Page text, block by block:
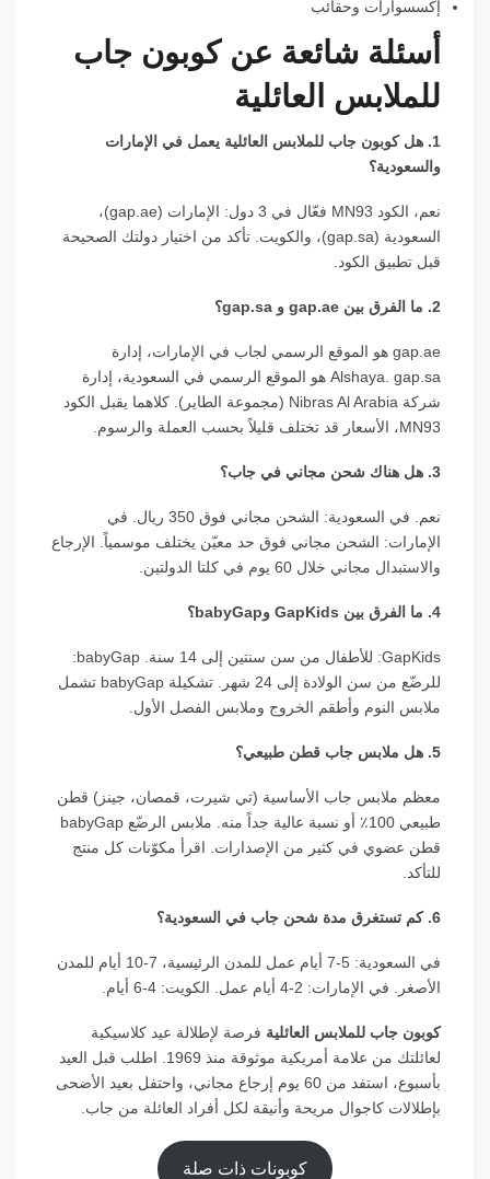
إكسسوارات وحقائب
أسئلة شائعة عن كوبون جاب
للملابس العائلية
1. هل كوبون جاب للملابس العائلية يعمل في الإمارات
والسعودية؟
نعم، الكود MN93 فعّال في 3 دول: الإمارات (gap.ae)،
السعودية (gap.sa)، والكويت. تأكد من اختيار دولتك الصحيحة
قبل تطبيق الكود.
2. ما الفرق بين gap.ae و gap.sa؟
gap.ae هو الموقع الرسمي لجاب في الإمارات، إدارة
Alshaya. gap.sa هو الموقع الرسمي في السعودية، إدارة
شركة Nibras Al Arabia (مجموعة الطاير). كلاهما يقبل الكود
MN93، الأسعار قد تختلف قليلاً بحسب العملة والرسوم.
3. هل هناك شحن مجاني في جاب؟
نعم. في السعودية: الشحن مجاني فوق 350 ريال. في
الإمارات: الشحن مجاني فوق حد معيّن يختلف موسمياً. الإرجاع
والاستبدال مجاني خلال 60 يوم في كلتا الدولتين.
4. ما الفرق بين GapKids وbabyGap؟
GapKids: للأطفال من سن سنتين إلى 14 سنة. babyGap:
للرضّع من سن الولادة إلى 24 شهر. تشكيلة babyGap تشمل
ملابس النوم وأطقم الخروج وملابس الفصل الأول.
5. هل ملابس جاب قطن طبيعي؟
معظم ملابس جاب الأساسية (تي شيرت، قمصان، جينز) قطن
طبيعي 100٪ أو نسبة عالية جداً منه. ملابس الرضّع babyGap
قطن عضوي في كثير من الإصدارات. اقرأ مكوّنات كل منتج
للتأكد.
6. كم تستغرق مدة شحن جاب في السعودية؟
في السعودية: 5-7 أيام عمل للمدن الرئيسية، 7-10 أيام للمدن
الأصغر. في الإمارات: 2-4 أيام عمل. الكويت: 4-6 أيام.
كوبون جاب للملابس العائليةفرصة لإطلالة عيد كلاسيكية
لعائلتك من علامة أمريكية موثوقة منذ 1969. اطلب قبل العيد
بأسبوع، استفد من 60 يوم إرجاع مجاني، واحتفل بعيد الأضحى
بإطلالات كاجوال مريحة وأنيقة لكل أفراد العائلة من جاب.
كوبونات ذات صلة